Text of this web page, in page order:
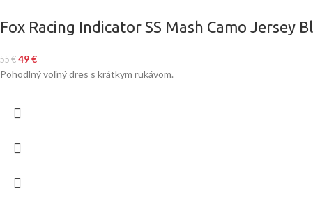
Fox Racing Indicator SS Mash Camo Jersey
55€ 49€
Pohodlný voľný dres s krátkym rukávom.